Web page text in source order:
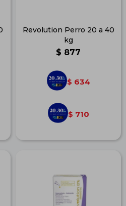
Revolution Perro 20 a 40
kg
$ 877
$ 634
$ 710